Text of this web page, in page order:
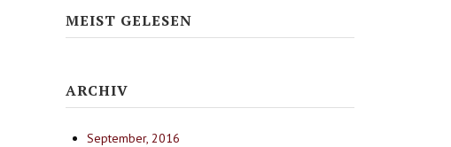
MEIST GELESEN
ARCHIV
September, 2016